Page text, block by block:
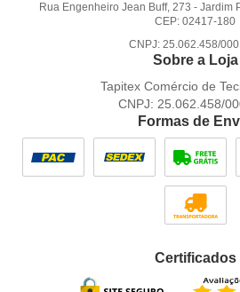
Rua Engenheiro Jean Buff, 273 - Jardim
CEP: 02417-180
CNPJ: 25.062.458/
Sobre a Loja
Tapitex Comércio de
CNPJ: 25.062.458/
Formas de
Certificados